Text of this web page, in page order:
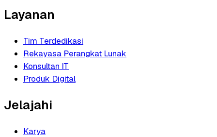
Layanan
Tim Terdedikasi
Rekayasa Perangkat Lunak
Konsultan IT
Produk Digital
Jelajahi
Karya